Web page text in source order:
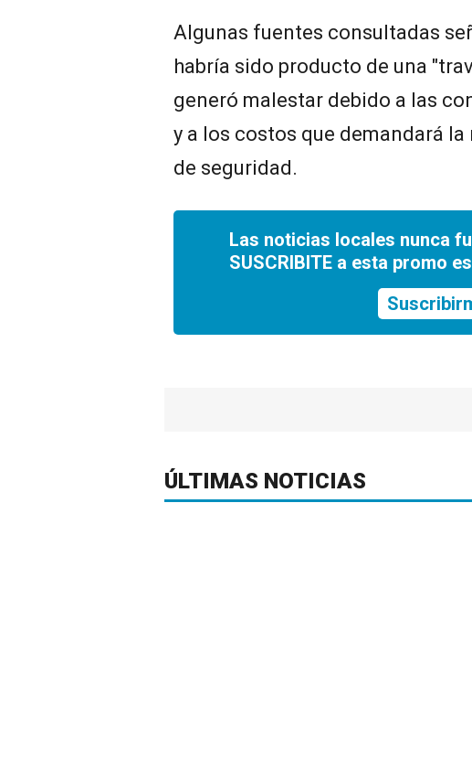
Algunas fuentes consultadas
habría sido producto de una
generó malestar debido a las
y a los costos que demandará
de seguridad.
Las noticias locales nunca
SUSCRIBITE a esta promo
ÚLTIMAS NOTICIAS